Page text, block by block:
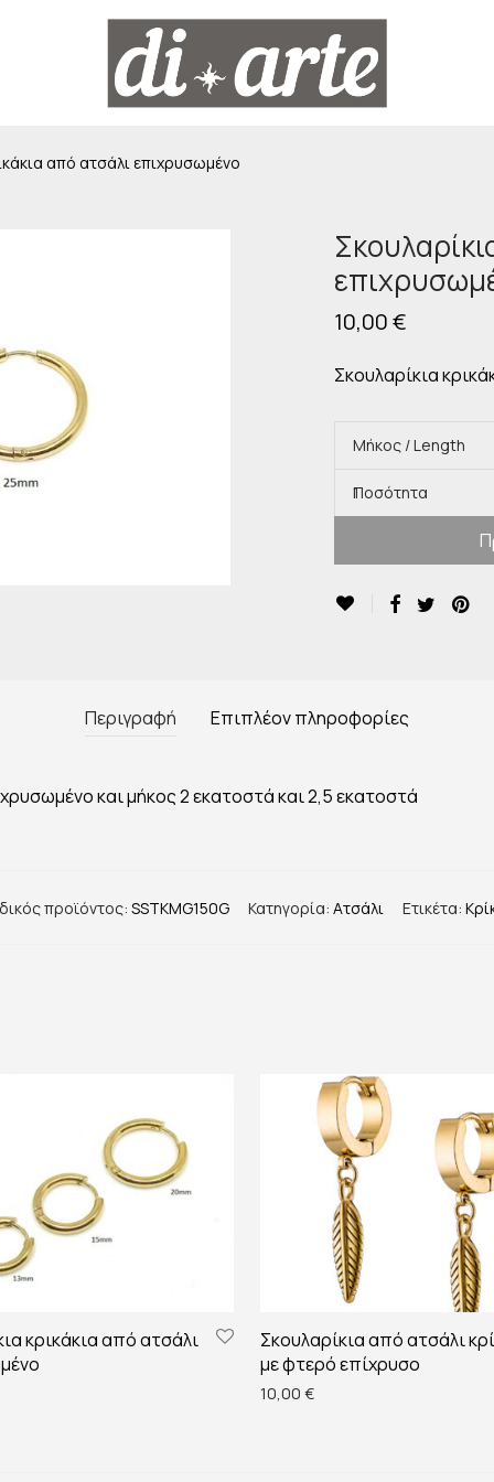
από ατσάλι επιχρυσωμένο
10,00€
Σκουλαρίκια
Μήκος / Length
Ποσότητα
1
Περιγραφή Επιπλέον πληροφορίες
και μήκος 2 εκατοστά και 2,5 εκατοστά
προϊόντος: SSTKMG150G Κατηγορία: Ατσάλι Ετικέτα:
κρικάκια από ατσάλι
Σκουλαρίκια από ατσάλι
με φτερό επίχρυσο
10,00 €